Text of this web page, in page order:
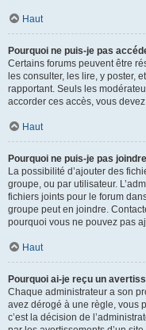
Haut
Pourquoi ne puis-je pas
Certains forums peuvent être
les consulter, les lire, y poster,
rapportant. Seuls les
accorder ces accès, vous
Haut
Pourquoi ne puis-je pas
La possibilité d’ajouter des
groupe, ou par utilisateur.
fichiers joints pour le forum
groupe peut en joindre.
pourquoi vous ne pouvez pas
Haut
Pourquoi ai-je reçu un
Chaque administrateur a son
avez dérogé à une règle, vous
c’est la décision de